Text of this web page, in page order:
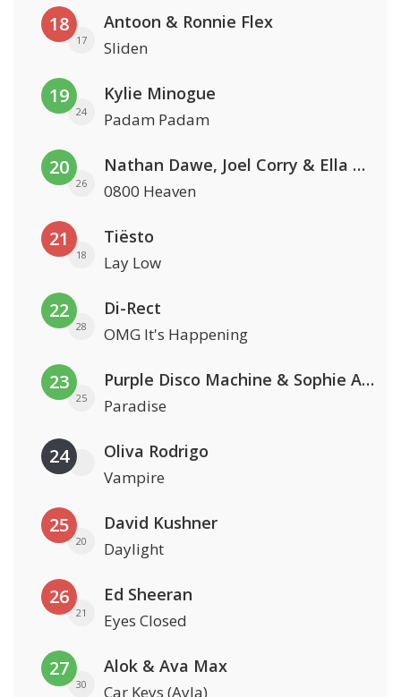
18
17
Antoon & Ronnie Flex
Sliden
19
24
Kylie Minogue
Padam Padam
20
26
Nathan Dawe, Joel Corry & Ella Henderson
0800 Heaven
21
18
Tiësto
Lay Low
22
28
Di-Rect
OMG It's Happening
23
25
Purple Disco Machine & Sophie And The Giants
Paradise
24 Oliva Rodrigo
Vampire
25
20
David Kushner
Daylight
26
21
Ed Sheeran
Eyes Closed
27
30
Alok & Ava Max
Car Keys (Ayla)